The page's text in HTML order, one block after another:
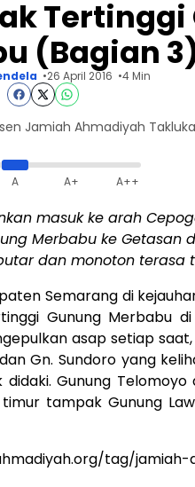
Tertinggi
(Bagian
26 April 2016 4 Min
Jamiah Ahmadiyah
A A+ A++
masuk ke arah
Merbabu ke Getasan
dan monoton terasa
Semarang di
Gunung Merbabu di
asap setiap
Gn. Sundoro yang
Gunung
tampak Gunung
tag/jamiah-